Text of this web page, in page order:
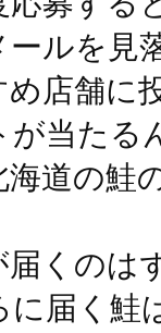
ールを見
店舗に
が当たる
海道の鮭
くのは
に届く